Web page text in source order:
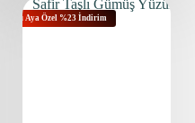
Bu Aya Özel %23 İndirim